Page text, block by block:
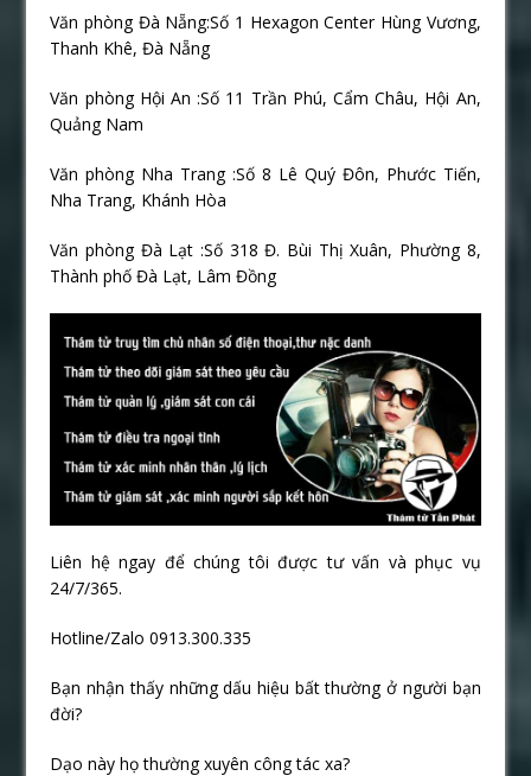
Văn phòng Đà Nẵng:Số 1 Hexagon Center Hùng Vương,
Thanh Khê, Đà Nẵng
Văn phòng Hội An :Số 11 Trần Phú, Cẩm Châu, Hội An,
Quảng Nam
Văn phòng Nha Trang :Số 8 Lê Quý Đôn, Phước Tiến,
Nha Trang, Khánh Hòa
Văn phòng Đà Lạt :Số 318 Đ. Bùi Thị Xuân, Phường 8,
Thành phố Đà Lạt, Lâm Đồng
Liên hệ ngay để chúng tôi được tư vấn và phục vụ
24/7/365.
Hotline/Zalo 0913.300.335
Bạn nhận thấy những dấu hiệu bất thường ở người bạn
đời?
Dạo này họ thường xuyên công tác xa?